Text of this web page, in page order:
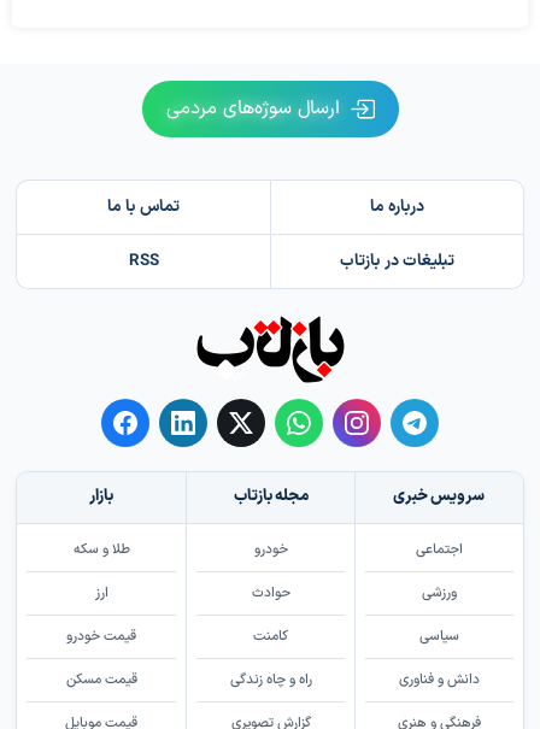
ارسال سوژه‌های مردمی
درباره ما تماس با ما
تبلیغات در بازتاب RSS
سرویس خبری
اجتماعی
ورزشی
سیاسی
دانش و فناوری
فرهنگی و هنری
مجله بازتاب
خودرو
حوادث
کامنت
راه و چاه زندگی
گزارش تصویری
بازار
طلا و سکه
ارز
قیمت خودرو
قیمت مسکن
قیمت موبایل